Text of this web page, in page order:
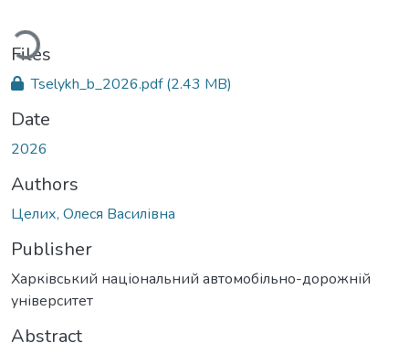
Files
Tselykh_b_2026.pdf(2.43 MB)
Date
2026
Authors
Целих, Олеся Василівна
Publisher
Харківський національний автомобільно-дорожній
університет
Abstract